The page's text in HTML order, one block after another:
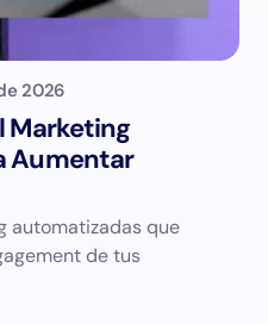
2026
Marketing
Aumentar
automatizadas que
de tus